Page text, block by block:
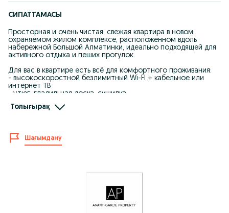
СИПАТТАМАСЫ
Просторная и очень чистая, свежая квартира в новом
охраняемом жилом комплексе, расположенном вдоль
набережной Большой Алматинки, идеально подходящей для
активного отдыха и пеших прогулок.
Для вас в квартире есть всё для комфортного проживания:
- высокоскоростной безлимитный Wi-FI + кабельное или
интернет ТВ
- утюг, гладильная доска, сушилка
- одноразовые гостиничные наборы (тапочки, мыло,
Спальные места (2+2): двухспальная кровать (ортопедический
матрас) и двуспальный диван
Кухня: электроплита, СВЧ, холодильник, вся необходимая
Для командированных - отчётные документы!
К оплате принимаются наличные, безналичный расчет
Толығырақ
Шағымдану